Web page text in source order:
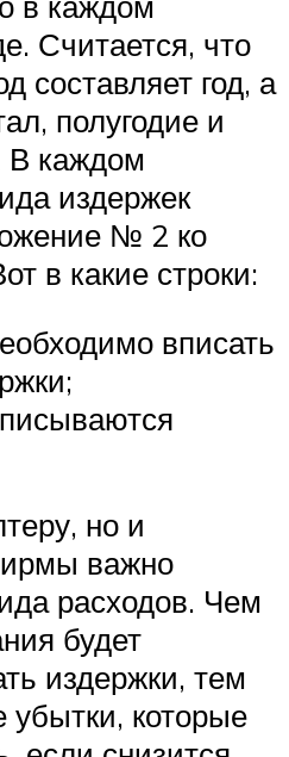
Считается, что
составляет год, а
полугодие и
В каждом
издержек
№ 2 ко
в какие строки:
вписать
но и
важно
расходов. Чем
будет
издержки, тем
которые